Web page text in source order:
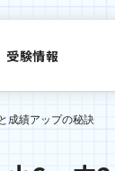
受験情報
成績アップの秘訣